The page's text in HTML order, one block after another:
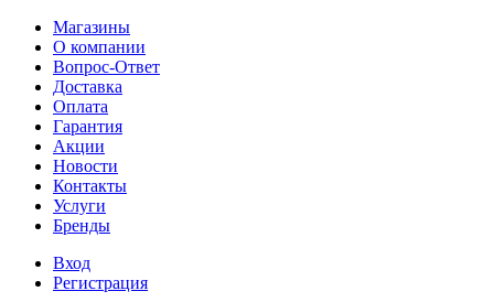
Магазины
О компании
Вопрос-Ответ
Доставка
Оплата
Гарантия
Акции
Новости
Контакты
Услуги
Бренды
Вход
Регистрация